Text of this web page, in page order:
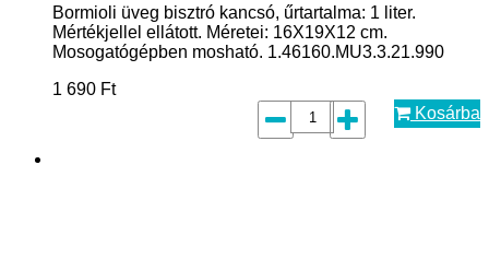
Bormioli üveg bisztró kancsó, űrtartalma: 1 liter.
Mértékjellel ellátott. Méretei: 16X19X12 cm.
Mosogatógépben mosható. 1.46160.MU3.3.21.990
1 690 Ft
Kosárba